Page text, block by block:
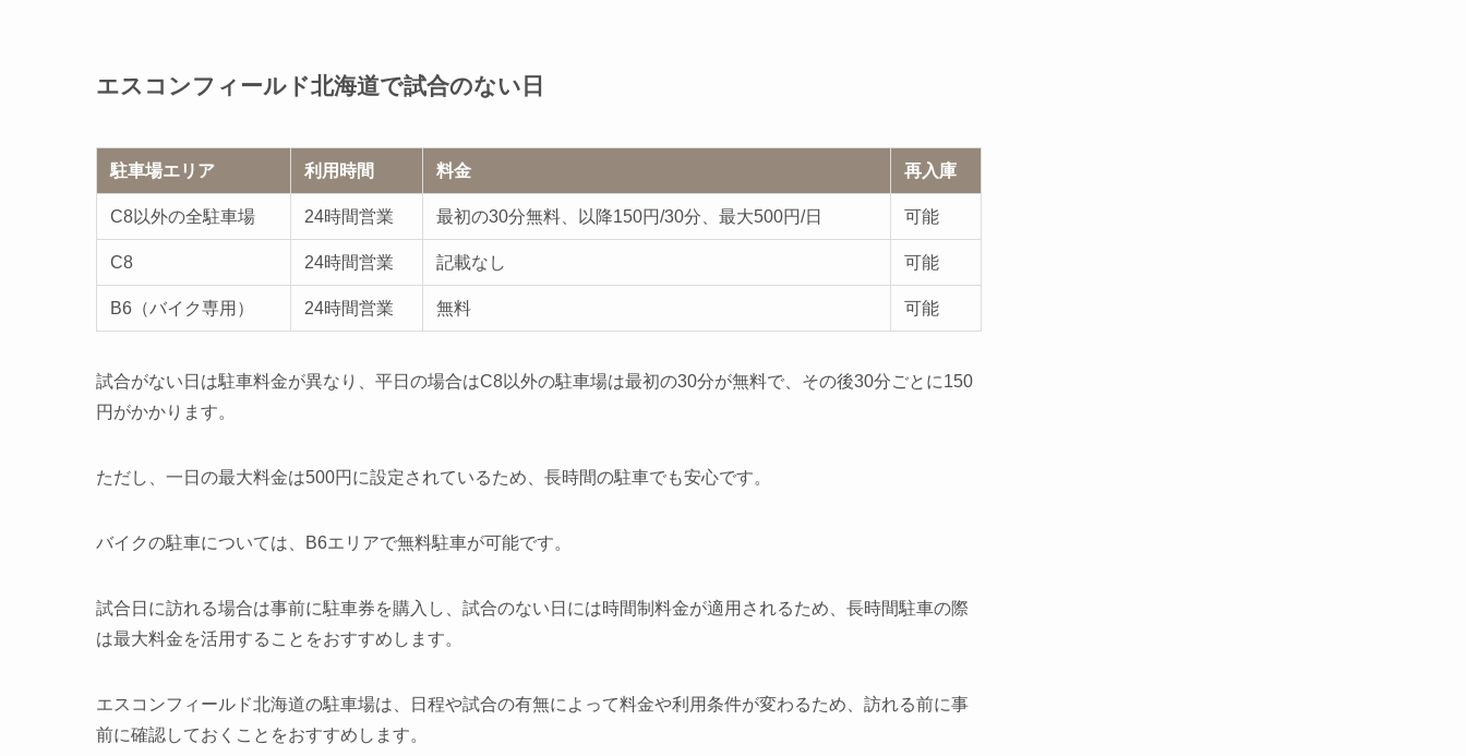
エスコンフィールド北海道で試合のない日
駐車場エリア 利用時間 料金 再入庫
C8以外の全駐車場 24時間営業 最初の30分無料、以降150円/30分、最大500円/日 可能
C8 24時間営業 記載なし 可能
B6（バイク専用） 24時間営業 無料 可能
試合がない日は駐車料金が異なり、平日の場合はC8以外の駐車場は最初の30分が無料で、その後30分ごとに150
円がかかります。
ただし、一日の最大料金は500円に設定されているため、長時間の駐車でも安心です。
バイクの駐車については、B6エリアで無料駐車が可能です。
試合日に訪れる場合は事前に駐車券を購入し、試合のない日には時間制料金が適用されるため、長時間駐車の際
は最大料金を活用することをおすすめします。
エスコンフィールド北海道の駐車場は、日程や試合の有無によって料金や利用条件が変わるため、訪れる前に事
前に確認しておくことをおすすめします。